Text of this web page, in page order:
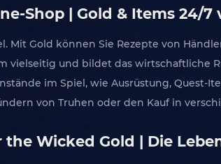
Shop | Gold & Items 24/7
Mit Gold können Sie Rezepte von
vielseitig und bildet das wirtschaftliche
im Spiel, wie Ausrüstung, Quest-
von Truhen oder den Kauf in
the Wicked Gold | Die